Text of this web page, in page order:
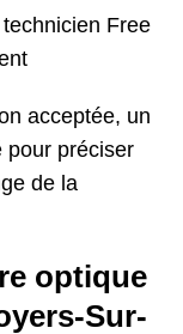
Free
acceptée, un
pour préciser
de la
optique
Sur-